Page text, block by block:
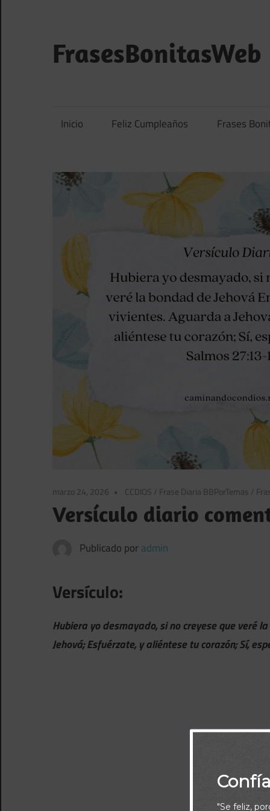
contenido
FrasesBonitasWeb
y
frases
diarias
Inicio Feliz Cumpleaños Frases
marzo 24, 2026 CCDIOS / Frase Diaria BBPorTemas /
Versículo diario
Publicado por admin
Versículo:
Hubiera yo desmayado, si no creyese que veré
Jehová; Esfuérzate, y aliéntese tu corazón; Sí,
"Se feliz,